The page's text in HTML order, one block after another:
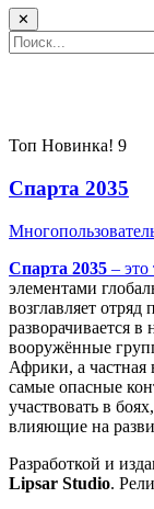
✕
Топ Новинка! 9
Спарта 2035
Спарта 2035 – это
элементами
возглавляет
разворачивается
вооружённые
Африки, а частная
самые опасные
участвовать в
влияющие на
Разработкой и
Lipsar Studio.